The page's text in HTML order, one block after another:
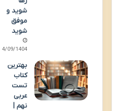
شوید و
موفق
شوید
04/09/1404
بهترین
کتاب
تست
عربی
نهم |